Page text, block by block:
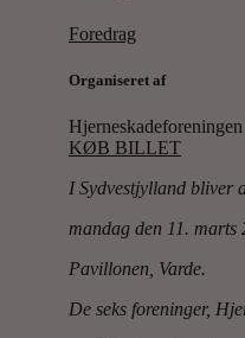
Foredrag
Organiseret af
Hjerneskadeforeningen
KØB BILLET
I Sydvestjylland bliver
mandag den 11.
Pavillonen, Varde.
De seks foreninger,